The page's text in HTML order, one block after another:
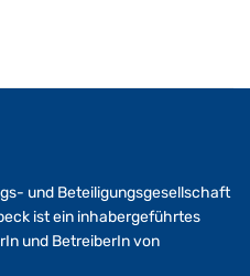
und Beteiligungsgesellschaft
ist ein inhabergeführtes
und BetreiberIn von